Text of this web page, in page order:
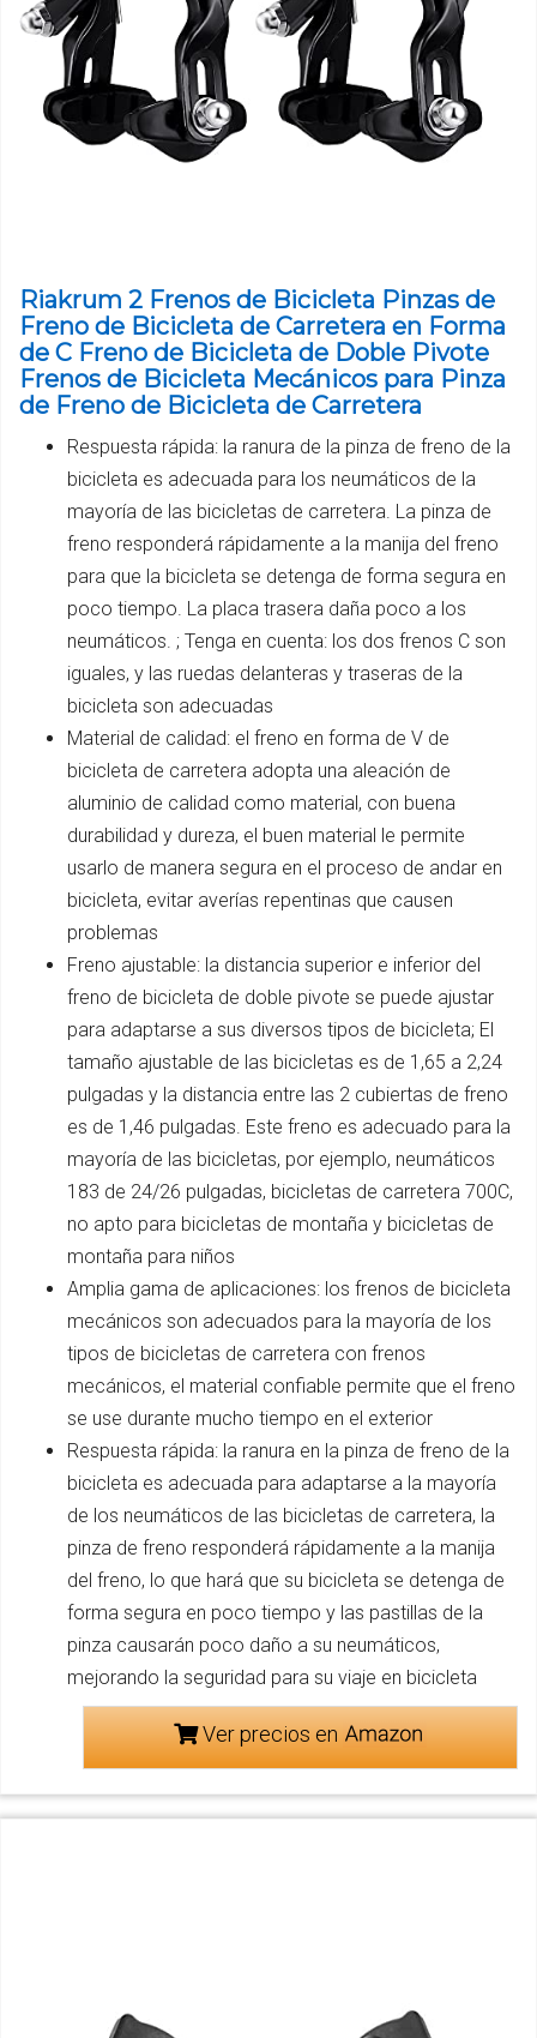
Riakrum 2 Frenos de Bicicleta Pinzas de
Freno de Bicicleta de Carretera en Forma
de C Freno de Bicicleta de Doble Pivote
Frenos de Bicicleta Mecánicos para Pinza
de Freno de Bicicleta de Carretera
Respuesta rápida: la ranura de la pinza de freno de la
bicicleta es adecuada para los neumáticos de la
mayoría de las bicicletas de carretera. La pinza de
freno responderá rápidamente a la manija del freno
para que la bicicleta se detenga de forma segura en
poco tiempo. La placa trasera daña poco a los
neumáticos. ; Tenga en cuenta: los dos frenos C son
iguales, y las ruedas delanteras y traseras de la
bicicleta son adecuadas
Material de calidad: el freno en forma de V de
bicicleta de carretera adopta una aleación de
aluminio de calidad como material, con buena
durabilidad y dureza, el buen material le permite
usarlo de manera segura en el proceso de andar en
bicicleta, evitar averías repentinas que causen
problemas
Freno ajustable: la distancia superior e inferior del
freno de bicicleta de doble pivote se puede ajustar
para adaptarse a sus diversos tipos de bicicleta; El
tamaño ajustable de las bicicletas es de 1,65 a 2,24
pulgadas y la distancia entre las 2 cubiertas de freno
es de 1,46 pulgadas. Este freno es adecuado para la
mayoría de las bicicletas, por ejemplo, neumáticos
183 de 24/26 pulgadas, bicicletas de carretera 700C,
no apto para bicicletas de montaña y bicicletas de
montaña para niños
Amplia gama de aplicaciones: los frenos de bicicleta
mecánicos son adecuados para la mayoría de los
tipos de bicicletas de carretera con frenos
mecánicos, el material confiable permite que el freno
se use durante mucho tiempo en el exterior
Respuesta rápida: la ranura en la pinza de freno de la
bicicleta es adecuada para adaptarse a la mayoría
de los neumáticos de las bicicletas de carretera, la
pinza de freno responderá rápidamente a la manija
del freno, lo que hará que su bicicleta se detenga de
forma segura en poco tiempo y las pastillas de la
pinza causarán poco daño a su neumáticos,
mejorando la seguridad para su viaje en bicicleta
Ver precios en